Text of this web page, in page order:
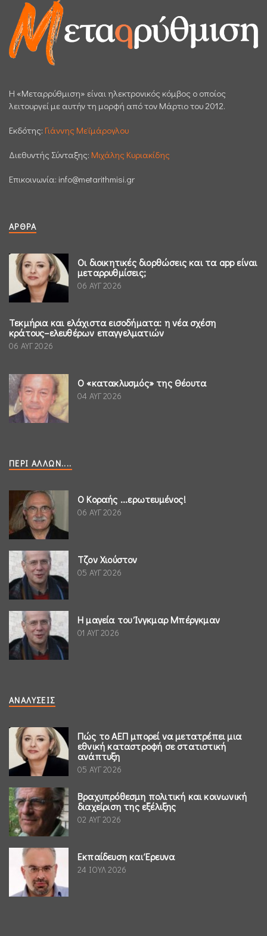
H «Μεταρρύθμιση» είναι ηλεκτρονικός κόμβος ο οποίος
λειτουργεί με αυτήν τη μορφή από τον Μάρτιο του 2012.
Εκδότης: Γιάννης Μεϊμάρογλου
Διεθυντής Σύνταξης: Μιχάλης Κυριακίδης
Επικοινωνία: info@metarithmisi.gr
ΆΡΘΡΑ
Οι διοικητικές διορθώσεις και τα app είναι
μεταρρυθμίσεις;
06 ΑΥΓ 2026
Τεκμήρια και ελάχιστα εισοδήματα: η νέα σχέση
κράτους–ελευθέρων επαγγελματιών
06 ΑΥΓ 2026
Ο «κατακλυσμός» της Θέουτα
04 ΑΥΓ 2026
ΠΕΡΊ ΆΛΛΩΝ....
Ο Κοραής ...ερωτευμένος!
06 ΑΥΓ 2026
Τζον Χιούστον
05 ΑΥΓ 2026
Η μαγεία του Ίνγκμαρ Μπέργκμαν
01 ΑΥΓ 2026
ΑΝΑΛΎΣΕΙΣ
Πώς το ΑΕΠ μπορεί να μετατρέπει μια
εθνική καταστροφή σε στατιστική
ανάπτυξη
05 ΑΥΓ 2026
Βραχυπρόθεσμη πολιτική και κοινωνική
διαχείριση της εξέλιξης
02 ΑΥΓ 2026
Εκπαίδευση και Έρευνα
24 ΙΟΥΛ 2026